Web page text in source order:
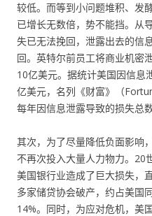
较低。而等到小问题堆积、发
已增长无数倍，势不能挡。从
失已无法挽回，泄露出去的信
回。英特尔前员工将商业机密
10亿美元。据统计美国因信息
亿美元，名列《财富》（
每年因信息泄露导致的损失总
其次，为了尽量降低负面影响
不再次投入大量人力物力。20
美国银行业造成了巨大损失，
多家储贷协会破产，约占美国
14%。同时，为应对危机，美